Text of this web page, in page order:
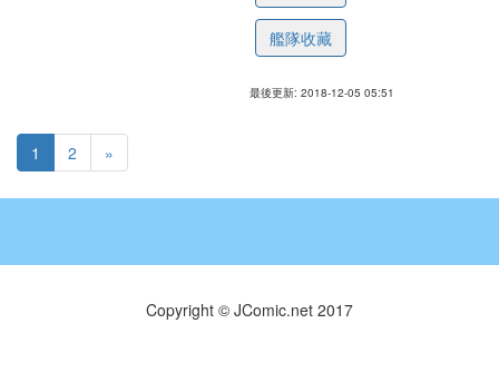
艦隊收藏
最後更新: 2018-12-05 05:51
1 2 »
Copyright © JComic.net 2017